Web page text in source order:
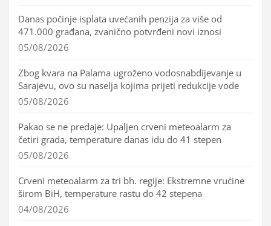
Danas počinje isplata uvećanih penzija za više od
471.000 građana, zvanično potvrđeni novi iznosi
05/08/2026
Zbog kvara na Palama ugroženo vodosnabdijevanje u
Sarajevu, ovo su naselja kojima prijeti redukcije vode
05/08/2026
Pakao se ne predaje: Upaljen crveni meteoalarm za
četiri grada, temperature danas idu do 41 stepen
05/08/2026
Crveni meteoalarm za tri bh. regije: Ekstremne vrućine
širom BiH, temperature rastu do 42 stepena
04/08/2026